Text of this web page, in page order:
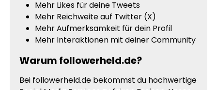
Mehr Likes für deine Tweets
Mehr Reichweite auf Twitter (X)
Mehr Aufmerksamkeit für dein Profil
Mehr Interaktionen mit deiner Community
Warum followerheld.de?
Bei followerheld.de bekommst du hochwertige